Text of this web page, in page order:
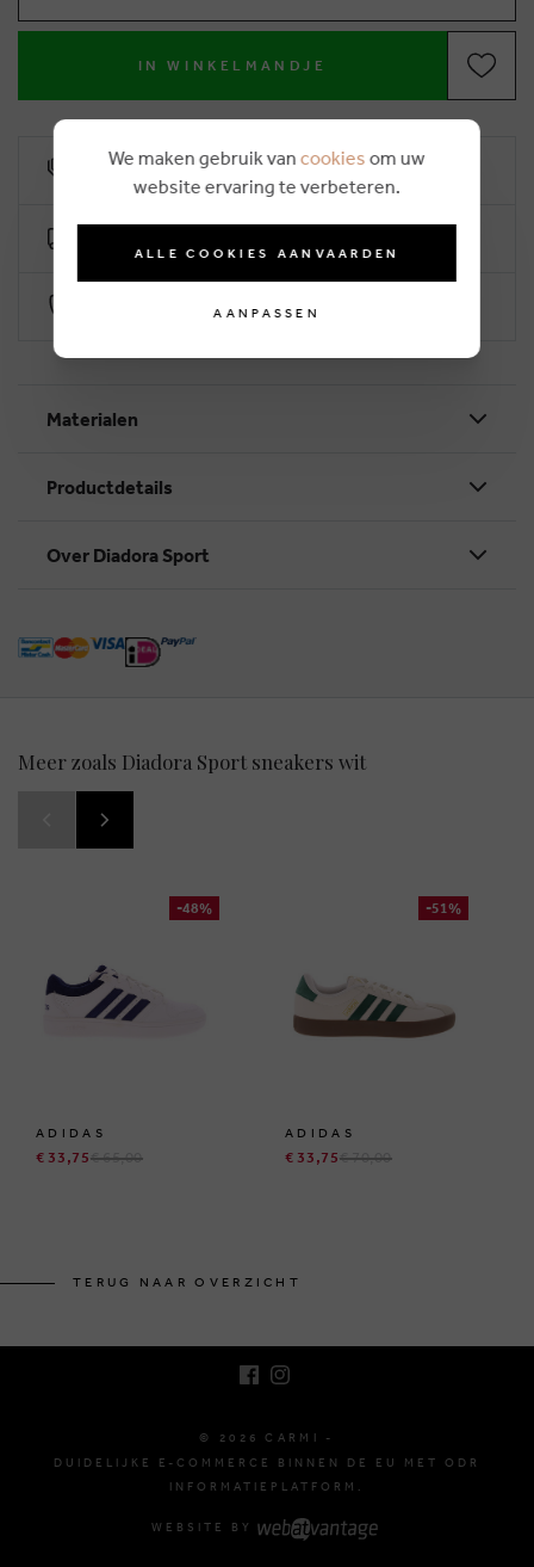
IN WINKELMANDJE
10% klantenkorting
Veilig betalen via Worldline
Materialen
Productdetails
Over Diadora Sport
Meer zoals Diadora Sport sneakers wit
-48%
ADIDAS
€ 33,75€ 65,00
-51%
ADIDAS
€ 33,75€ 70,00
TERUG NAAR OVERZICHT
© 2026 CARMI -
DUIDELIJKE E-COMMERCE BINNEN DE EU MET ODR
INFORMATIEPLATFORM.
WEBSITE BY
We maken gebruik van cookies om uw
website ervaring te verbeteren.
ALLE COOKIES AANVAARDEN
AANPASSEN